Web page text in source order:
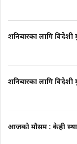
शनिबारका लागि विदेशी
शनिबारका लागि विदेशी
आजको मौसम : केही